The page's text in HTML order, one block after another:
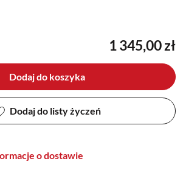
1 345,00 zł
Dodaj do koszyka
Dodaj do listy życzeń
o dostawie